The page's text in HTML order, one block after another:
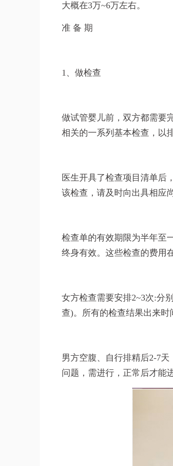
大概在3万~6万左右。
准 备 期
1、做检查
做试管婴儿前，双方都需要
相关的一系列基本检查，以
医生开具了检查项目清单后
该检查，请及时向出具相应
检查单的有效期限为半年至
终身有效。这些检查的费用
女方检查需要安排2~3次:分
查)。所有的检查结果出来时
男方空腹、自行排精后2-7
问题，需进行，正常后才能